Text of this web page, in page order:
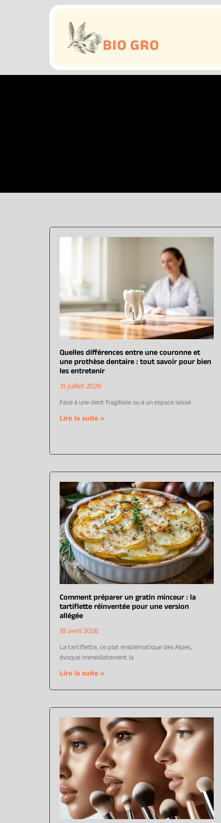
Quelles différences entre une couronne et
une prothèse dentaire : tout savoir pour bien
les entretenir
31 juillet 2026
Face à une dent fragilisée ou à un espace laissé
Lire la suite »
Comment préparer un gratin minceur : la
tartiflette réinventée pour une version
allégée
18 avril 2026
La tartiflette, ce plat emblématique des Alpes,
évoque immédiatement la
Lire la suite »